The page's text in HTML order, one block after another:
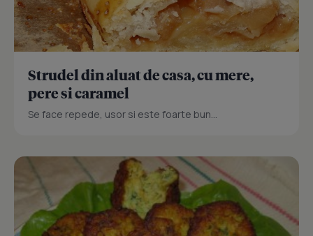
Strudel din aluat de casa, cu mere,
pere si caramel
Se face repede, usor si este foarte bun...